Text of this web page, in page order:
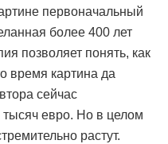
первоначальный
более 400 лет
позволяет понять, как
время картина да
сейчас
евро. Но в целом
растут.